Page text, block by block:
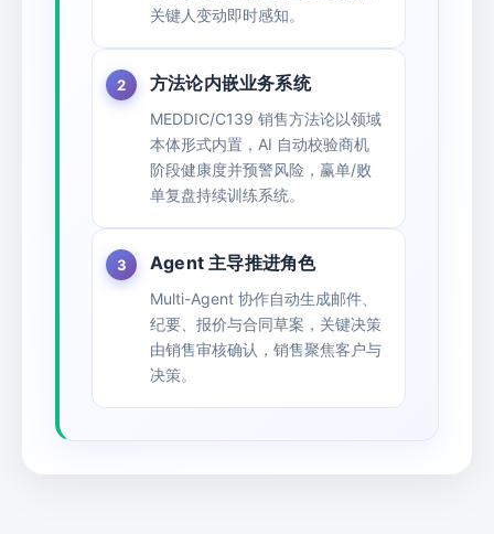
关键人变动即时感知。
方法论内嵌业务系统
MEDDIC/C139 销售方法论以领域
本体形式内置，AI 自动校验商机
阶段健康度并预警风险，赢单/败
单复盘持续训练系统。
Agent 主导推进角色
Multi-Agent 协作自动生成邮件、
纪要、报价与合同草案，关键决策
由销售审核确认，销售聚焦客户与
决策。